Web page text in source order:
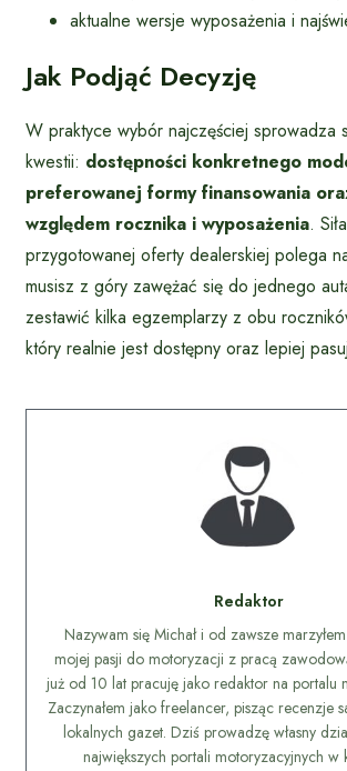
aktualne wersje wyposażenia i
Jak Podjąć Decyzję
W praktyce wybór najczęściej sprowadza
kwestii: dostępności konkretnego
preferowanej formy finansowania
względem rocznika i wyposażenia.
przygotowanej oferty dealerskiej polega
musisz z góry zawężać się do jednego
zestawić kilka egzemplarzy z obu
który realnie jest dostępny oraz lepiej
Redaktor
Nazywam się Michał i od zawsze
mojej pasji do motoryzacji z pracą
już od 10 lat pracuję jako redaktor na portalu
Zaczynałem jako freelancer, pisząc recenzje
lokalnych gazet. Dziś prowadzę własny
największych portali motoryzacyjnych w